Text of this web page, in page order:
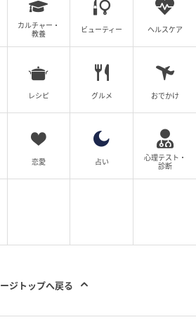
」シリーズは、有事の際に客室
移設し、避難施設等として利用
テル」の役割を担っています。
着目され、自治体や病院の有事
カルチャー・
教養
ビューティー ヘルスケア
レシピ グルメ おでかけ
恋愛 占い
心理テスト・
診断
ジトップへ戻る